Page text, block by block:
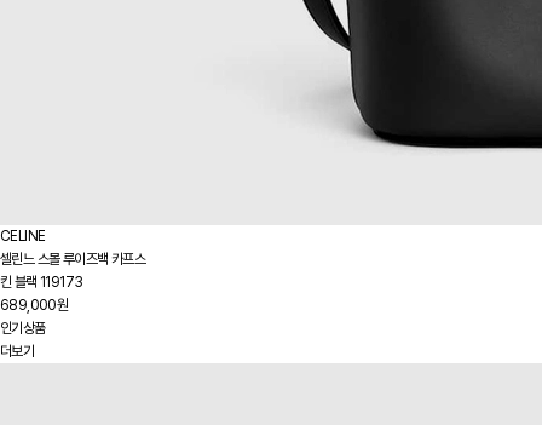
CELINE
셀린느 스몰 루이즈백 카프스
킨 블랙 119173
689,000원
인기상품
더보기